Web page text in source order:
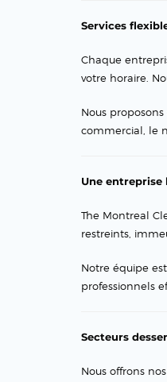
Services
Chaque
votre horaire.
Nous
commercial, le
Une entreprise
The Montreal
restreints,
Notre équipe
professionnels
Secteurs
Nous offrons